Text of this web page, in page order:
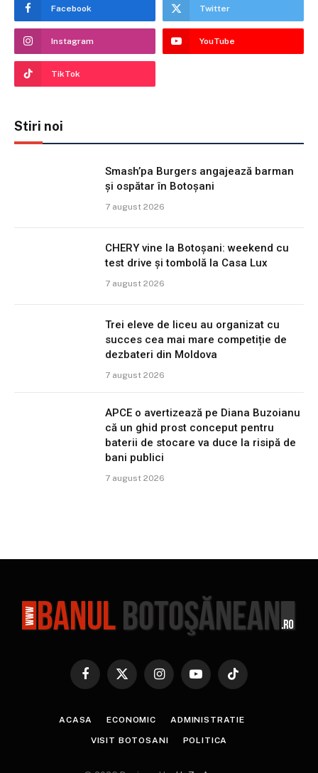
Facebook Twitter
Instagram YouTube
TikTok
Stiri noi
Smash’pa Burgers angajează barman
și ospătar în Botoșani
7 august 2026
CHERY vine la Botoșani: weekend cu
test drive și tombolă la Casa Lux
7 august 2026
Trei eleve de liceu au organizat cu
succes cea mai mare competiție de
dezbateri din Moldova
7 august 2026
APCE o avertizează pe Diana Buzoianu
că un ghid prost conceput pentru
baterii de stocare va duce la risipă de
bani publici
7 august 2026
Facebook
X
InstagramYouTubeTikTok
ACASA ECONOMIC ADMINISTRATIE
VISIT BOTOSANI POLITICA